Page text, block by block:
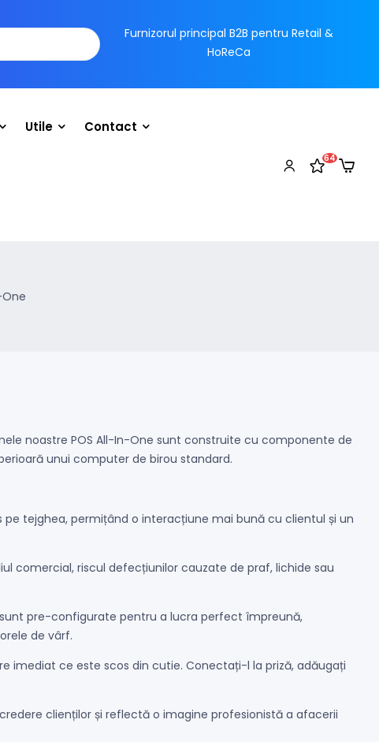
Furnizorul principal B2B pentru Retail &
HoReCa
Utile Contact
64
noastre POS All-In-One sunt construite cu componente de
unui computer de birou standard.
tejghea, permițând o interacțiune mai bună cu clientul și un
comercial, riscul defecțiunilor cauzate de praf, lichide sau
pre-configurate pentru a lucra perfect împreună,
de vârf.
imediat ce este scos din cutie. Conectați-l la priză, adăugați
clienților și reflectă o imagine profesionistă a afacerii